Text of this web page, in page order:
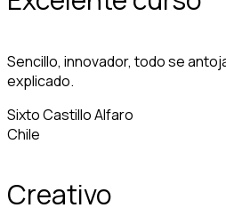
Sencillo, innovador, todo se
explicado.
Sixto Castillo Alfaro
Chile
Creativo